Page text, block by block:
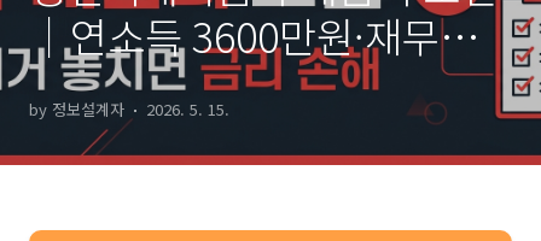
｜연소득 3600만원·재무상
담 놓치면 금리 손해봅니다
by 정보설계자 2026. 5. 15.